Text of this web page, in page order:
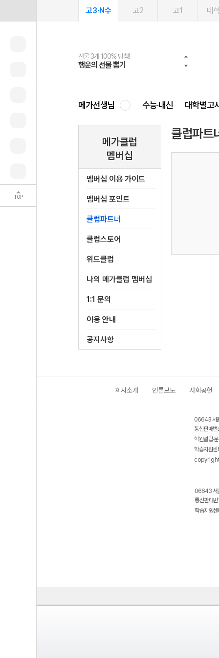
TOP
고3·N수 고2 고1 대
선물 3개 100% 당첨!
행운의 선물 뽑기
선물 100% 증정!
메가스터디 X 올리브
여름방학 스터디 캐시백
메가런 썸머스쿨
2027 러셀 단과
강사 공개선발
스마트러닝앱
설문 EVENT
메가패스
3일 무료 체험권
메가패스 수강생 무료혜택!
메가클럽 멤버십
사회공헌 캠페인
희망이룸 메가나눔
메가선생님 수능·내신 대학별고
메가클럽
멤버십
멤버십 이용 가이드
멤버십 포인트
클럽파트너
클럽스토어
위드클럽
나의 메가클럽 멤버십
1:1 문의
이용 안내
공지사항
클럽파트
회사소개 언론보도 사회공헌
06643 서
통신판매
학원설립·
학습지원
06643 서
통신판매
학습지원